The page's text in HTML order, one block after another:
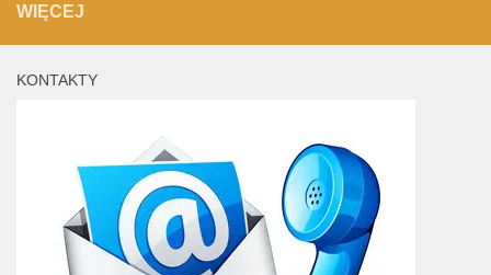
WIĘCEJ
KONTAKTY